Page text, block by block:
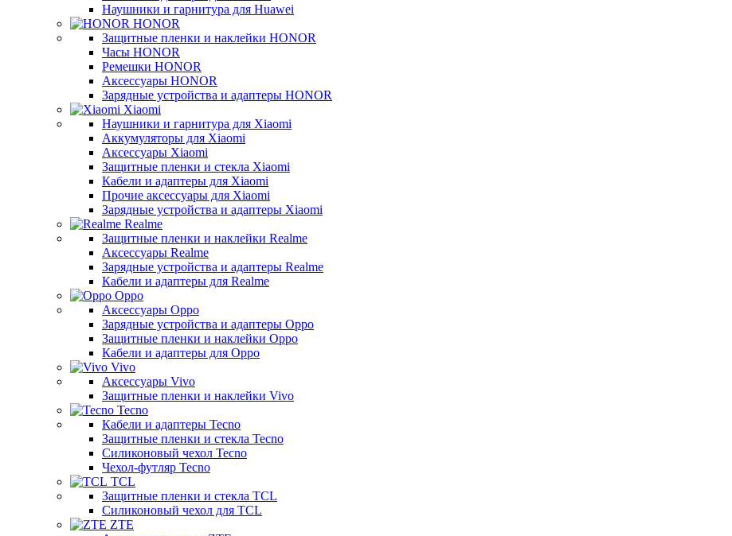
Наушники и гарнитура для Huawei
HONOR
Защитные пленки и наклейки HONOR
Часы HONOR
Ремешки HONOR
Аксессуары HONOR
Зарядные устройства и адаптеры HONOR
Xiaomi
Наушники и гарнитура для Xiaomi
Аккумуляторы для Xiaomi
Аксессуары Xiaomi
Защитные пленки и стекла Xiaomi
Кабели и адаптеры для Xiaomi
Прочие аксессуары для Xiaomi
Зарядные устройства и адаптеры Xiaomi
Realme
Защитные пленки и наклейки Realme
Аксессуары Realme
Зарядные устройства и адаптеры Realme
Кабели и адаптеры для Realme
Oppo
Аксессуары Oppo
Зарядные устройства и адаптеры Oppo
Защитные пленки и наклейки Oppo
Кабели и адаптеры для Oppo
Vivo
Аксессуары Vivo
Защитные пленки и наклейки Vivo
Tecno
Кабели и адаптеры Tecno
Защитные пленки и стекла Tecno
Силиконовый чехол Tecno
Чехол-футляр Tecno
TCL
Защитные пленки и стекла TCL
Силиконовый чехол для TCL
ZTE